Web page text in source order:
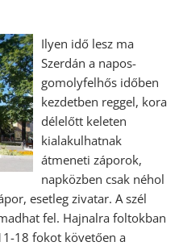
Ilyen idő lesz ma
Szerdán a napos-
gomolyfelhős időben
kezdetben reggel, kora
délelőtt keleten
kialakulhatnak
átmeneti záporok,
napközben csak néhol
esetleg zivatar. A szél
fel. Hajnalra foltokban
18 fokot követően a